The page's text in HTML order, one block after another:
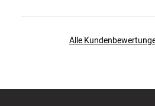
Alle